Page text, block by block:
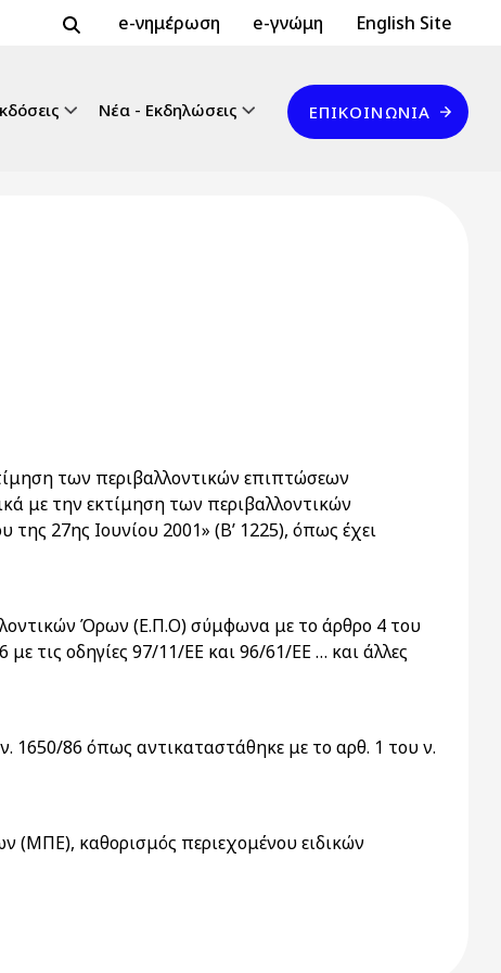
Header Top 2
e-νημέρωση e-γνώμη Header Top
English Site
Νέα - Εκδηλώσεις
Επικοινωνία
ΕΠΙΚΟΙΝΩΝΊΑ
των περιβαλλοντικών επιπτώσεων
με την εκτίμηση των περιβαλλοντικών
27ης Ιουνίου 2001» (Β’ 1225), όπως έχει
Όρων (Ε.Π.Ο) σύμφωνα με το άρθρο 4 του
τις οδηγίες 97/11/ΕΕ και 96/61/ΕΕ … και άλλες
1650/86 όπως αντικαταστάθηκε με το αρθ. 1 του ν.
(ΜΠΕ), καθορισμός περιεχομένου ειδικών